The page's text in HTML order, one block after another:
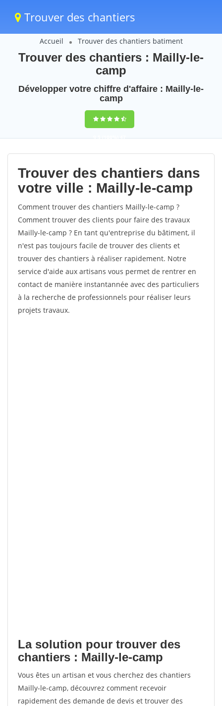
Trouver des chantiers
Accueil Trouver des chantiers batiment
Trouver des chantiers : Mailly-le-
camp
Développer votre chiffre d'affaire : Mailly-le-
camp
9,5(100%)47
votes
Trouver des chantiers dans
votre ville : Mailly-le-camp
Comment trouver des chantiers Mailly-le-camp ?
Comment trouver des clients pour faire des travaux
Mailly-le-camp ? En tant qu'entreprise du bâtiment, il
n'est pas toujours facile de trouver des clients et
trouver des chantiers à réaliser rapidement. Notre
service d'aide aux artisans vous permet de rentrer en
contact de manière instantannée avec des particuliers
à la recherche de professionnels pour réaliser leurs
projets travaux.
La solution pour trouver des
chantiers : Mailly-le-camp
Vous êtes un artisan et vous cherchez des chantiers
Mailly-le-camp, découvrez comment recevoir
rapidement des demande de devis et trouver des